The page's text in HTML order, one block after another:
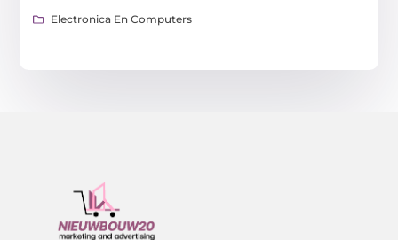
Electronica En Computers